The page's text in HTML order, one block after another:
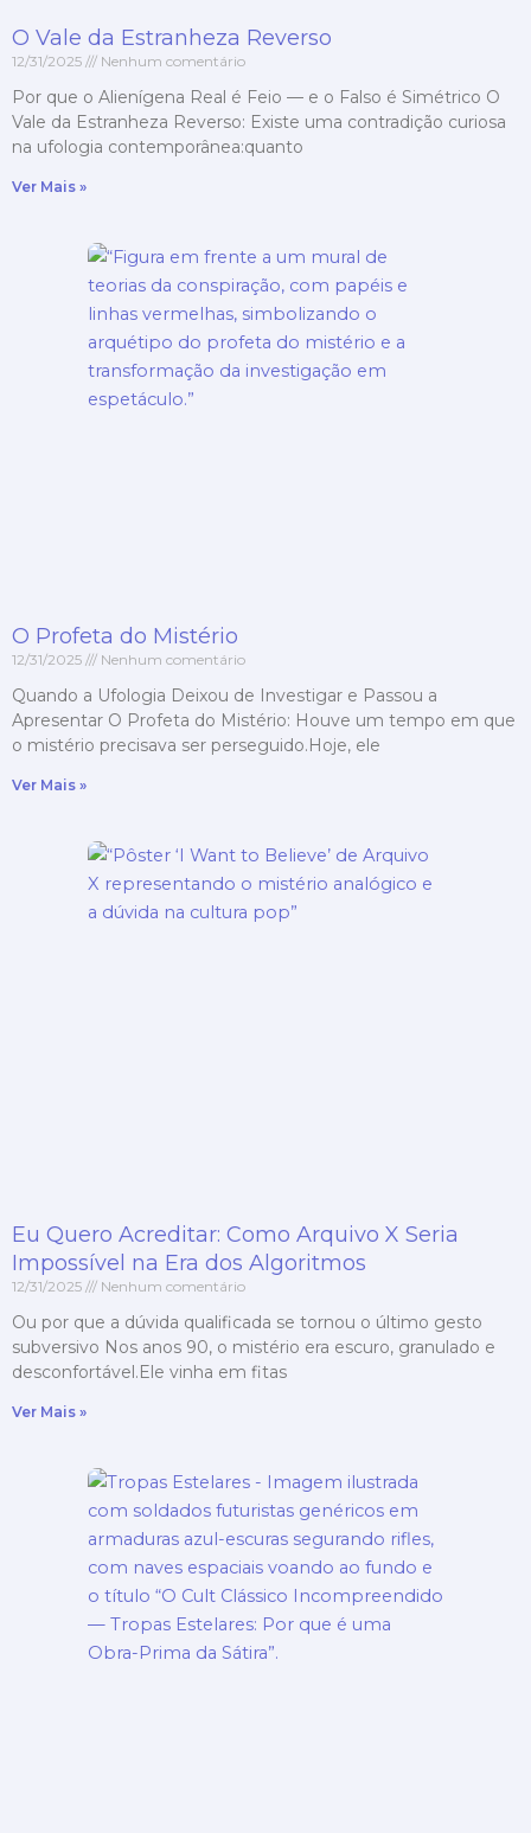
O Vale da Estranheza Reverso
12/31/2025 Nenhum comentário
Por que o Alienígena Real é Feio — e o Falso é Simétrico O
Vale da Estranheza Reverso: Existe uma contradição curiosa
na ufologia contemporânea:quanto
Ver Mais »
O Profeta do Mistério
12/31/2025 Nenhum comentário
Quando a Ufologia Deixou de Investigar e Passou a
Apresentar O Profeta do Mistério: Houve um tempo em que
o mistério precisava ser perseguido.Hoje, ele
Ver Mais »
Eu Quero Acreditar: Como Arquivo X Seria
Impossível na Era dos Algoritmos
12/31/2025 Nenhum comentário
Ou por que a dúvida qualificada se tornou o último gesto
subversivo Nos anos 90, o mistério era escuro, granulado e
desconfortável.Ele vinha em fitas
Ver Mais »